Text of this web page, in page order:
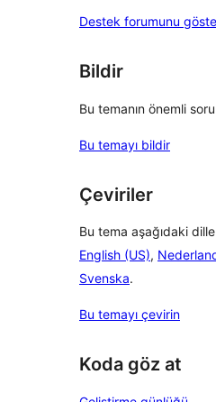
Destek forumunu
Bildir
Bu temanın önemli
Bu temayı bildir
Çeviriler
Bu tema aşağıdaki
English (US),
Svenska.
Bu temayı çevirin
Koda göz at